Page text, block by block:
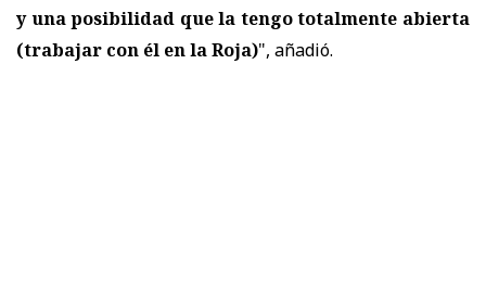
y una posibilidad que la tengo totalmente abierta
(trabajar con él en la Roja)", añadió.